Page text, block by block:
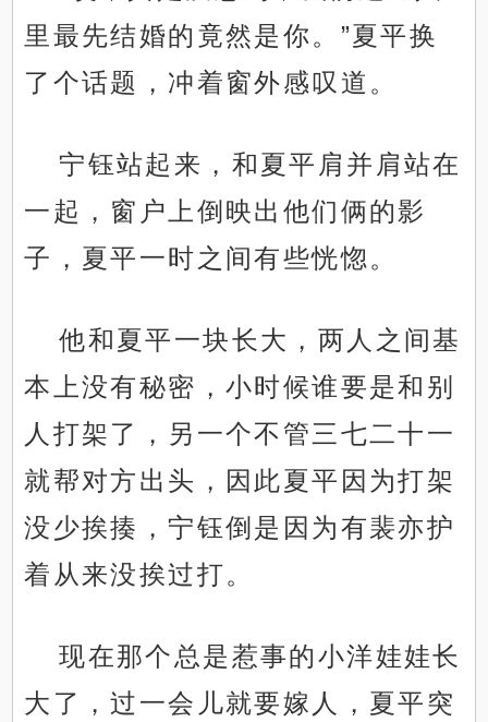
里最先结婚的竟然是你。”夏平换
了个话题，冲着窗外感叹道。
宁钰站起来，和夏平肩并肩站在
一起，窗户上倒映出他们俩的影
子，夏平一时之间有些恍惚。
他和夏平一块长大，两人之间基
本上没有秘密，小时候谁要是和别
人打架了，另一个不管三七二十一
就帮对方出头，因此夏平因为打架
没少挨揍，宁钰倒是因为有裴亦护
着从来没挨过打。
现在那个总是惹事的小洋娃娃长
大了，过一会儿就要嫁人，夏平突